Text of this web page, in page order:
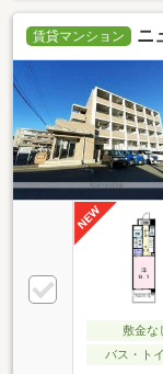
賃貸マンション ニ
敷金な
バス・ト